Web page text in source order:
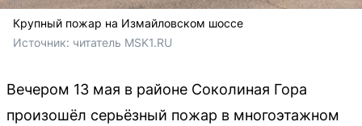
Крупный пожар на Измайловском шоссе
Источник: читатель MSK1.RU
Вечером 13 мая в районе Соколиная Гора
произошёл серьёзный пожар в многоэтажном